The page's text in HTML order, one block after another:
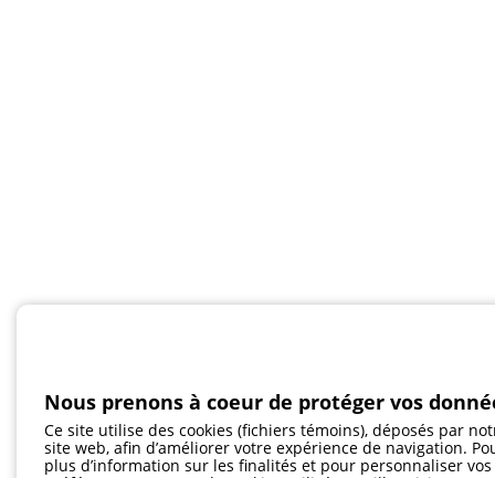
Nous prenons à coeur de protéger vos
Ce site utilise des cookies (fichiers témoins), déposés par
site web, afin d’améliorer votre expérience de navigation.
plus d’information sur les finalités et pour personnaliser vos